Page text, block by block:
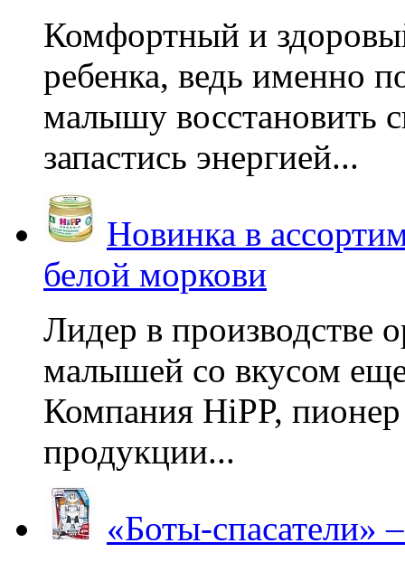
Комфортный и
ребенка, ведь именно
малышу восстановить
запастись энергией...
Новинка в
белой моркови
Лидер в производстве
малышей со вкусом
Компания HiPP, пионер
продукции...
«Боты-спасатели»